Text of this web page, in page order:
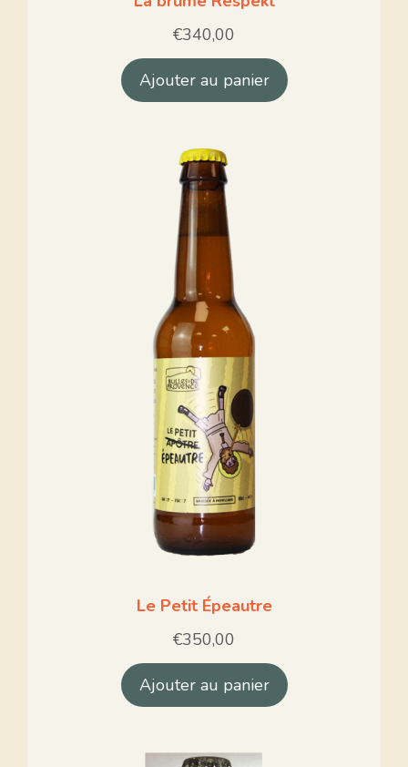
€340,00
Ajouter au panier
Le Petit Épeautre
€350,00
Ajouter au panier